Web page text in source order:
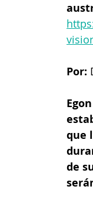
Escultura
Por:
que
de